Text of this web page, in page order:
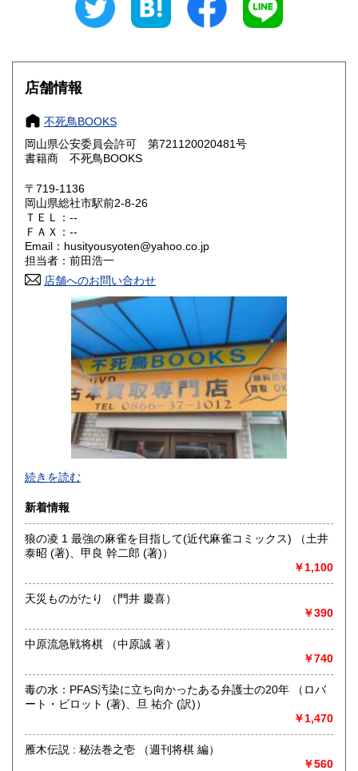
300円 福井県
300円 300円
岐阜県
愛知県
滋賀県 300円
大阪府 300円
奈良県
鳥取県
300円 広島県
300円 徳島県
300円 愛媛県
300円 福岡県
300円 長崎県
熊本県
宮崎県
沖縄県 300円
店舗情報
不死鳥BOOKS
岡山県公安委員会許可 第721120020481号
書籍商 不死鳥BOOKS
〒719-1136
岡山県総社市駅前2-8-26
ＴＥＬ：--
ＦＡＸ：--
Email：husityousyoten@yahoo.co.jp
担当者：前田浩一
店舗へのお問い合わせ
不死鳥BOOKSでは、書籍だけでなくCD、DVD、レコード、
ゲーム、おもちゃ、骨董品まであらゆるものの買い取りがで
にお問い合わせください。出張費は、無料です。
沿線名：伯備線・桃太郎線(吉備線)
最寄駅：総社駅
定休日：年中無休
不死鳥BOOKSでは、書籍だけでなくCD、DVD、レコード、
ゲーム、おもちゃ、骨董品まであらゆるものの買い取りがで
にお問い合わせください。出張費は、無料です。
哲学宗教、歴史、社会科学、自然科学、美術工芸、趣味、外
国書、サブカルチャー、古書一般（その他）
続きを読む
新着情報
狼の凌 1 最強の麻雀を目指して(近代麻雀コミックス) （土井
泰昭 (著)、甲良 幹二郎 (著)）
￥1,100
天災ものがたり （門井 慶喜）
￥390
中原流急戦将棋 （中原誠 著）
￥740
毒の水：PFAS汚染に立ち向かったある弁護士の20年 （ロバ
ート・ビロット (著)、旦 祐介 (訳)）
￥1,470
雁木伝説 : 秘法巻之壱 （週刊将棋 編）
￥560